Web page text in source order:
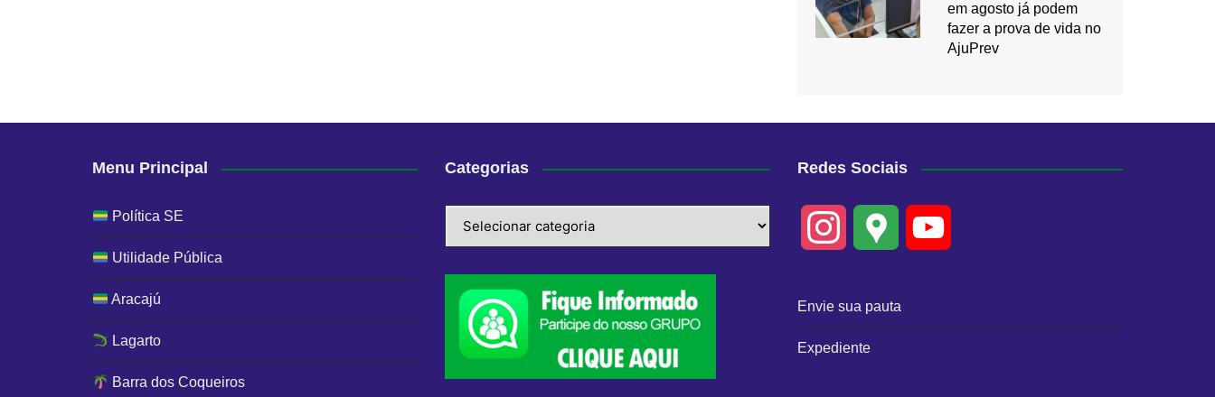
em agosto já podem
fazer a prova de vida no
AjuPrev
Menu Principal
Política SE
Utilidade Pública
Aracajú
Lagarto
Barra dos Coqueiros
Categorias Redes Sociais
Envie sua pauta
Expediente